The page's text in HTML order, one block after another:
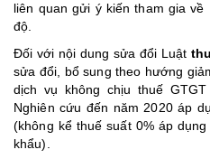
liên quan gửi ý kiến tham gia
độ.
Đối với nội dung sửa đổi Luật
sửa đổi, bổ sung theo hướng
dịch vụ không chịu thuế
Nghiên cứu đến năm 2020 áp
(không kể thuế suất 0% áp
khẩu).